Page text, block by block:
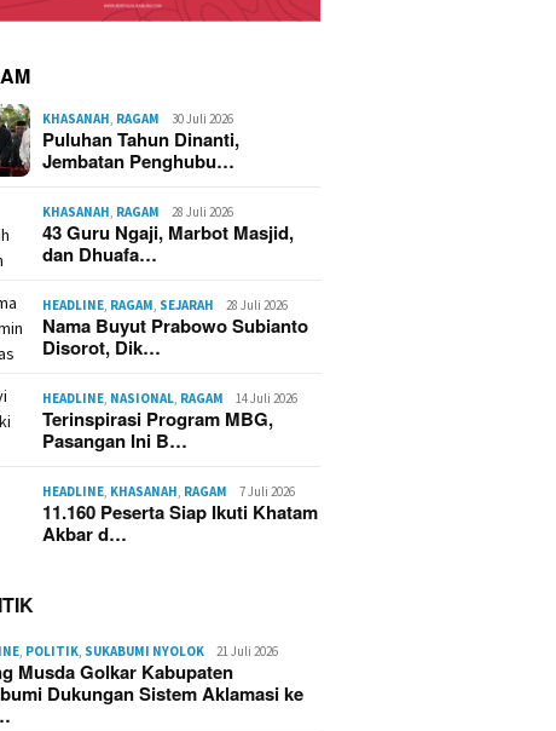
KHASANAH, RAGAM 30 Juli 2026
Puluhan Tahun Dinanti,
Jembatan Penghubu…
KHASANAH, RAGAM 28 Juli 2026
43 Guru Ngaji, Marbot Masjid,
dan Dhuafa…
HEADLINE, RAGAM, SEJARAH 28 Juli 2026
Nama Buyut Prabowo Subianto
Disorot, Dik…
HEADLINE, NASIONAL, RAGAM 14 Juli 2026
Terinspirasi Program MBG,
Pasangan Ini B…
HEADLINE, KHASANAH, RAGAM 7 Juli 2026
11.160 Peserta Siap Ikuti Khatam
Akbar d…
, POLITIK, SUKABUMI NYOLOK 21 Juli 2026
Musda Golkar Kabupaten
Dukungan Sistem Aklamasi ke